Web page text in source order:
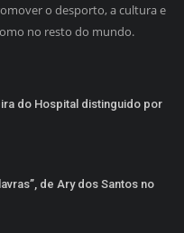
o desporto, a cultura e
no resto do mundo.
do Hospital distinguido por
de Ary dos Santos no